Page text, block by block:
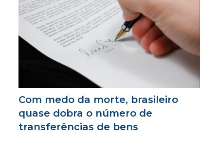
Com medo da morte, brasileiro
quase dobra o número de
transferências de bens